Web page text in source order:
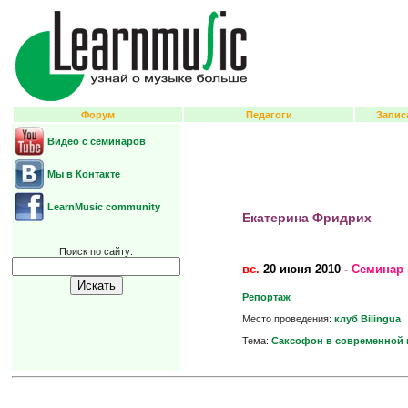
Форум Педагоги
Видео с семинаров
Мы в Контакте
LearnMusic community
Поиск по сайту:
Екатерина Фридрих
вс. 20 июня 2010- Семинар
Репортаж
Место проведения: клуб Bilingua
Тема: Саксофон в современной